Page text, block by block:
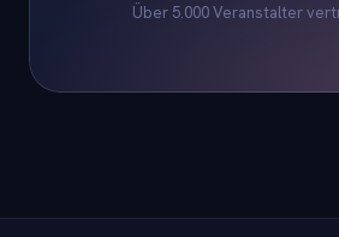
Über 5.000 Veranstalter